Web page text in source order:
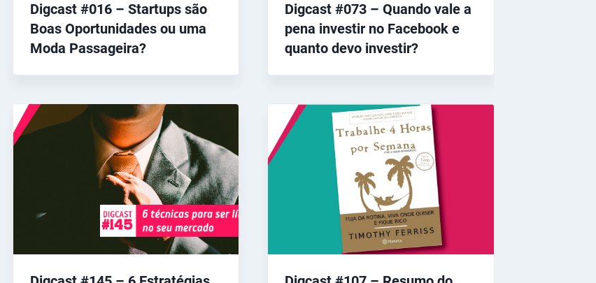
Digcast #016 – Startups são
Boas Oportunidades ou uma
Moda Passageira?
Digcast #073 – Quando vale a
pena investir no Facebook e
quanto devo investir?